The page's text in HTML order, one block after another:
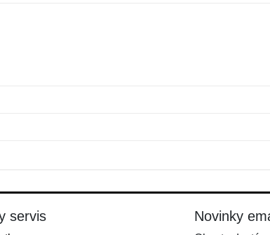
servis Novinky